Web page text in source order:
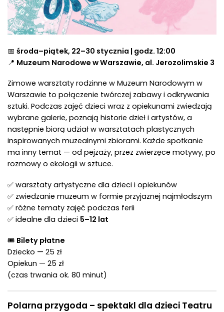
📅 środa–piątek, 22–30 stycznia | godz. 12:00
📍 Muzeum Narodowe w Warszawie, al. Jerozolimskie 3
Zimowe warsztaty rodzinne w Muzeum Narodowym w
Warszawie to połączenie twórczej zabawy i odkrywania
sztuki. Podczas zajęć dzieci wraz z opiekunami zwiedzają
wybrane galerie, poznają historie dzieł i artystów, a
następnie biorą udział w warsztatach plastycznych
inspirowanych muzealnymi zbiorami. Każde spotkanie
ma inny temat — od pejzaży, przez zwierzęce motywy, po
rozmowy o ekologii w sztuce.
✅ warsztaty artystyczne dla dzieci i opiekunów
✅ zwiedzanie muzeum w formie przyjaznej najmłodszym
✅ różne tematy zajęć podczas ferii
✅ idealne dla dzieci 5–12 lat
🎟 Bilety płatne
Dziecko — 25 zł
Opiekun — 25 zł
(czas trwania ok. 80 minut)
Polarna przygoda – spektakl dla dzieci Teatru